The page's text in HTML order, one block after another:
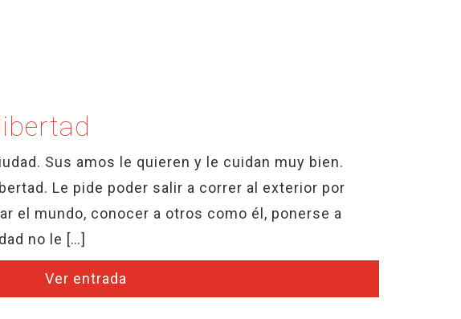
Sus amos le quieren y le cuidan muy bien.
Le pide poder salir a correr al exterior por
el mundo, conocer a otros como él, ponerse a
no le […]
Ver entrada